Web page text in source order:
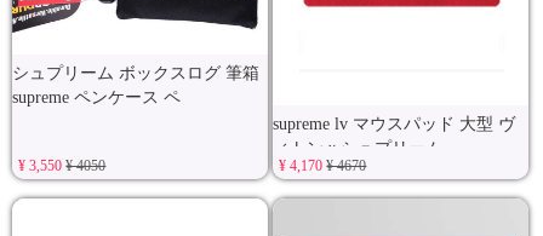
シュプリーム ボックスログ 筆箱
supreme ペンケース ペ
¥ 3,550¥ 4050
supreme lv マウスパッド 大型 ヴ
ィトンｘシュプリーム
¥ 4,170¥ 4670